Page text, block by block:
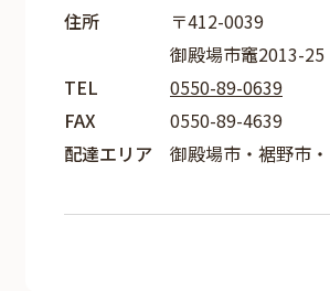
住所
〒412-0039
御殿場市竈2013-25
TEL
0550-89-0639
FAX
0550-89-4639
配達エリア
御殿場市・裾野市